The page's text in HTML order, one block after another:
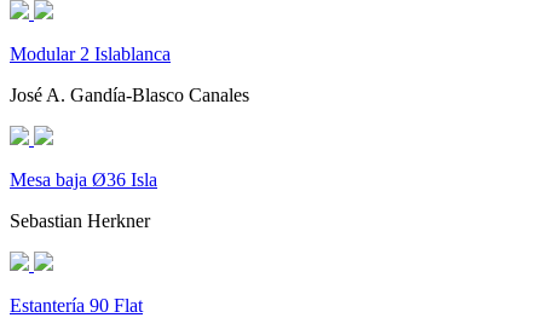
Modular 2 Islablanca
José A. Gandía-Blasco Canales
Mesa baja Ø36 Isla
Sebastian Herkner
Estantería 90 Flat